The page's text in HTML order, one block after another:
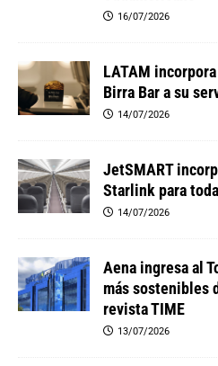
16/07/2026
LATAM
Birra Bar a su
14/07/2026
JetSMART
Starlink para
14/07/2026
Aena ingresa al
más sostenibles
revista TIME
13/07/2026